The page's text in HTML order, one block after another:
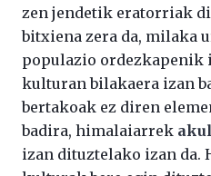
zen jendetik eratorriak
bitxiena zera da, milaka
populazio ordezkapenik
kulturan bilakaera izan
bertakoak ez diren
badira, himalaiarrek
izan dituztelako izan da.